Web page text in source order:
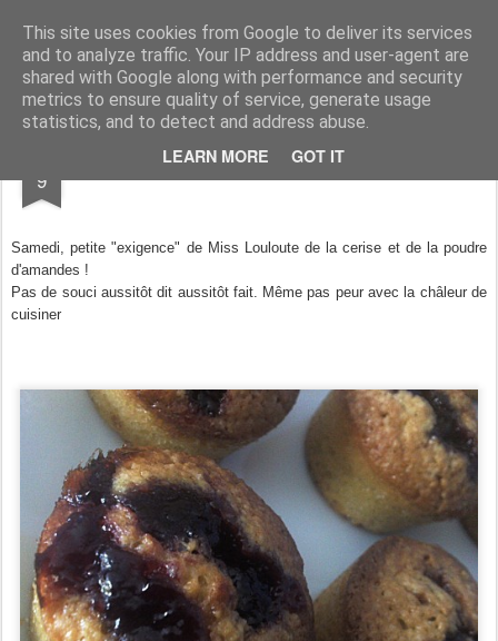
This site uses cookies from Google to deliver its services
and to analyze traffic. Your IP address and user-agent are
shared with Google along with performance and security
metrics to ensure quality of service, generate usage
statistics, and to detect and address abuse.
LEARN MORE GOT IT
Aux papilles by Virginie
9 Muffins à la confiture de cerises
Samedi, petite "exigence" de Miss Louloute de la cerise et de la poudre
d'amandes !
Pas de souci aussitôt dit aussitôt fait. Même pas peur avec la châleur de
cuisiner